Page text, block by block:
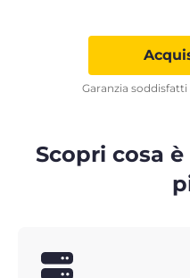
Garanzia
Scopri cosa